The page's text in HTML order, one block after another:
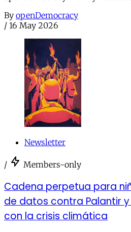
By openDemocracy
/ 16 May 2026
Newsletter
/ Members-only
Cadena perpetua para
de datos contra Palantir y
con la crisis climática